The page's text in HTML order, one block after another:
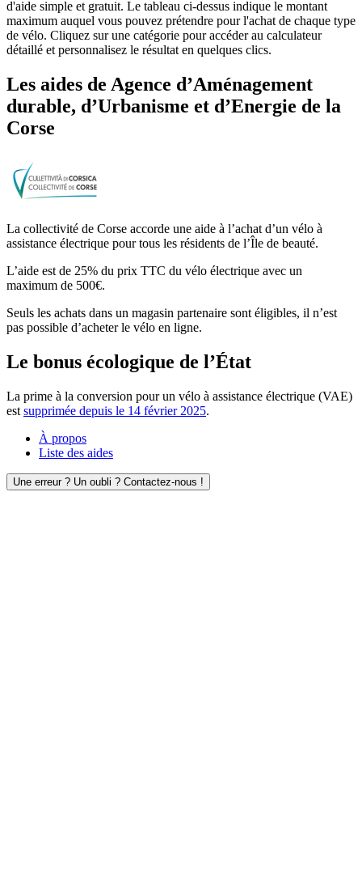
d'aide simple et gratuit. Le tableau ci-dessus indique le montant
maximum auquel vous pouvez prétendre pour l'achat de chaque type
de vélo. Cliquez sur une catégorie pour accéder au calculateur
détaillé et personnalisez le résultat en quelques clics.
Les aides de Agence d’Aménagement
durable, d’Urbanisme et d’Energie de la
Corse
La collectivité de Corse accorde une aide à l’achat d’un vélo à
assistance électrique pour tous les résidents de l’Île de beauté.
L’aide est de 25% du prix TTC du vélo électrique avec un
maximum de 500€.
Seuls les achats dans un magasin partenaire sont éligibles, il n’est
pas possible d’acheter le vélo en ligne.
Le bonus écologique de l’État
La prime à la conversion pour un vélo à assistance électrique (VAE)
est supprimée depuis le 14 février 2025.
À propos
Liste des aides
Une erreur ? Un oubli ? Contactez-nous !